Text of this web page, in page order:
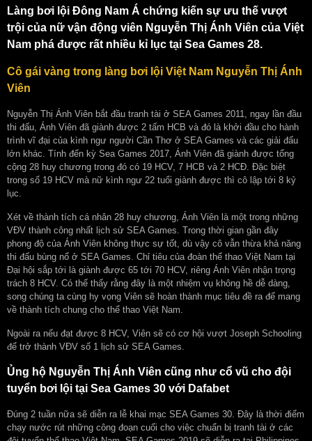
Làng bơi lội Đông Nam Á chứng kiến sự ưu thế vượt
trội của nữ vận động viên Nguyễn Thị Ánh Viên của Việt
Nam phá được rất nhiều kỉ lục tại Sea Games 28.
Cô gái vàng trong làng bơi lội Việt Nam Nguyễn Thị Ánh
Viên
Nguyễn Thị Ánh Viên bắt đầu tranh tài ở SEA Games 2011, ngay lần đầu
thi đấu, Ánh Viên đã giành được 2 tấm HCB và đó là khởi đầu cho hành
trình vĩ đại của kình ngư người Cần Thơ ở SEA Games và các giải đấu
lớn khác. Tính đến kỳ Sea Games 2017, Ánh Viên đã giành được tổng
cộng 28 huy chương trong đó có 19 HCV, 7 HCB và 2 HCĐ. Đặc biệt
trong số 19 HCV mà nữ kình ngư 22 tuổi giành được thì cô lập tới 8 kỷ
lục.
Xét về thành tích cá nhân 28 huy chương, Ánh Viên là một trong những
VĐV thành công nhất lịch sử SEA Games. Trong thời gian gần đây
phong độ của Ánh Viên không thực sự tốt, dù vậy cô vẫn thừa khả năng
thi đấu bùng nổ ở SEA Games. Chỉ tiêu của đoàn thể thao Việt Nam tại
Đại hội sắp tới là giành được 65 tới 70 HCV, riêng Ánh Viên nhận trọng
trách 8 HCV. Có thể thấy rằng đây là một nhiệm vụ không hề dễ dàng,
song chúng ta cùng hy vọng Viên sẽ hoàn thành mục tiêu đề ra để mang
về thành tích chung cho thể thao Việt Nam.
Ngoài ra nếu đạt được 8 HCV, Viên sẽ có cơ hội vượt Joseph Schooling
để trở thành VĐV số 1 lịch sử SEA Games.
Ủng hộ Nguyễn Thị Ánh Viên cũng như cổ vũ cho đội
tuyển bơi lội tại Sea Games 30 với Dafabet
Đúng 2 tuần nữa sẽ diễn ra lễ khai mạc SEA Games 30. Đây là thời điểm
chạy nước rút những công đoạn cuối cho việc chuẩn bị tranh tài ở các